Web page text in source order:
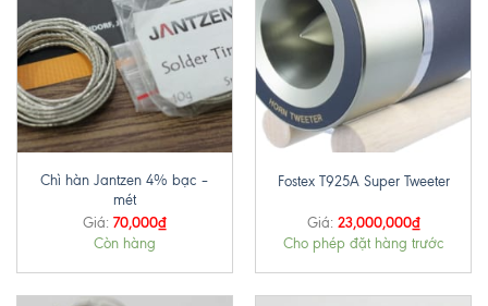
Chì hàn Jantzen 4% bạc –
mét
Giá: 70,000₫
Còn hàng
Fostex T925A Super Tweeter
Giá: 23,000,000₫
Cho phép đặt hàng trước